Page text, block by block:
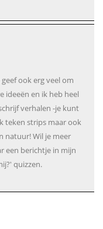
ook erg veel om
ideeën en ik heb heel
verhalen -je kunt
teken strips maar ook
natuur! Wil je meer
een berichtje in mijn
quizzen.